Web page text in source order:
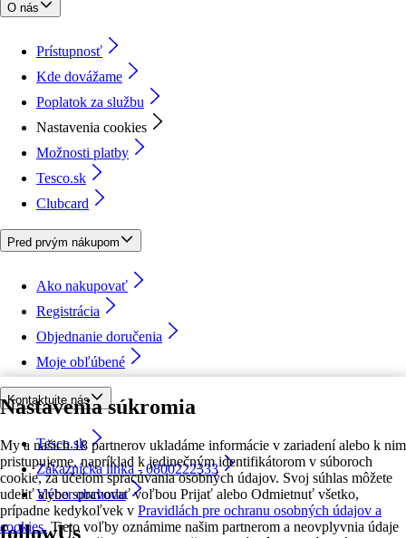
Nastavenia súkromia
My a našich 18 partnerov ukladáme informácie v zariadení alebo k nim
pristupujeme, napríklad k jedinečným identifikátorom v súboroch
cookie, za účelom spracúvania osobných údajov. Svoj súhlas môžete
udeliť alebo spravovať voľbou Prijať alebo Odmietnuť všetko,
prípadne kedykoľvek v Pravidlách pre ochranu osobných údajov a
cookies. Tieto voľby oznámime našim partnerom a neovplyvnia údaje
O nás
Prístupnosť
Kde dovážame
Poplatok za službu
Nastavenia cookies
Možnosti platby
Tesco.sk
Clubcard
Pred prvým nákupom
Ako nakupovať
Registrácia
Objednanie doručenia
Moje obľúbené
Kontaktujte nás
Tesco.sk
Zákaznícka linka - 0800222333
Výber obchodu
followUs